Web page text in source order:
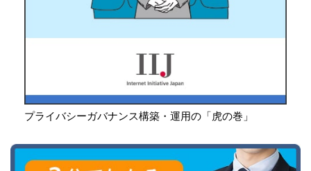
プライバシーガバナンス構築・運用の「虎の巻」